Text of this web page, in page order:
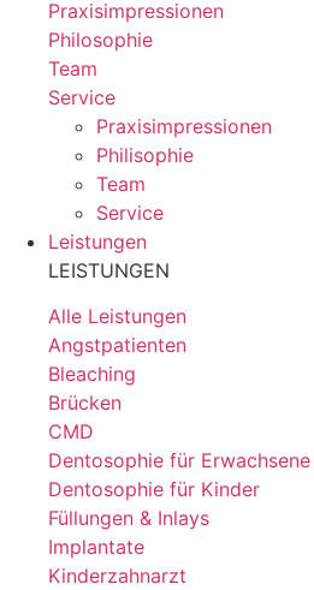
Praxisimpressionen
Philosophie
Team
Service
Praxisimpressionen
Philisophie
Team
Service
Leistungen
LEISTUNGEN
Alle Leistungen
Angstpatienten
Bleaching
Brücken
CMD
Dentosophie für Erwachsene
Dentosophie für Kinder
Füllungen & Inlays
Implantate
Kinderzahnarzt